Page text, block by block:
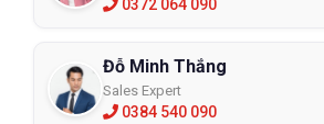
0372 064 090
Đỗ Minh Thắng
Sales Expert
0384 540 090